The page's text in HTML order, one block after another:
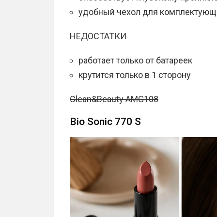
удобный чехол для
НЕДОСТАТКИ
работает только от батареек
крутится только в 1 сторону
Clean&Beauty AMG108
Bio Sonic 770 S